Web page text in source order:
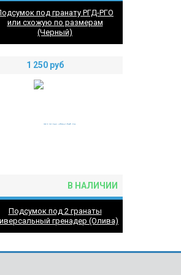
под гранату РГД-РГО
или схожую по размерам
(Черный)
1 250 руб
В НАЛИЧИИ
Подсумок под 2 гранаты
гренадер (Олива)